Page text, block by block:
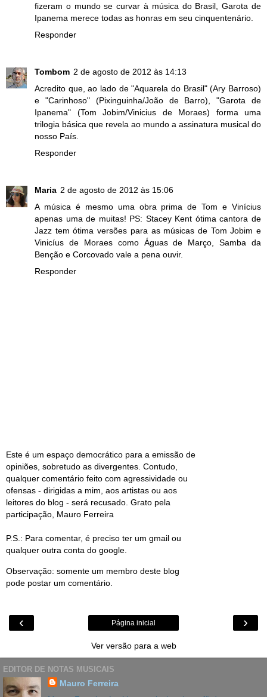
fizeram o mundo se curvar à música do Brasil, Garota de
Ipanema merece todas as honras em seu cinquentenário.
Responder
Tombom 2 de agosto de 2012 às 14:13
Acredito que, ao lado de "Aquarela do Brasil" (Ary Barroso)
e "Carinhoso" (Pixinguinha/João de Barro), "Garota de
Ipanema" (Tom Jobim/Vinicius de Moraes) forma uma
trilogia básica que revela ao mundo a assinatura musical do
nosso País.
Responder
Maria 2 de agosto de 2012 às 15:06
A música é mesmo uma obra prima de Tom e Vinícius
apenas uma de muitas! PS: Stacey Kent ótima cantora de
Jazz tem ótima versões para as músicas de Tom Jobim e
Vinicíus de Moraes como Águas de Março, Samba da
Benção e Corcovado vale a pena ouvir.
Responder
Este é um espaço democrático para a emissão de
opiniões, sobretudo as divergentes. Contudo,
qualquer comentário feito com agressividade ou
ofensas - dirigidas a mim, aos artistas ou aos
leitores do blog - será recusado. Grato pela
participação, Mauro Ferreira
P.S.: Para comentar, é preciso ter um gmail ou
qualquer outra conta do google.
Observação: somente um membro deste blog
pode postar um comentário.
‹ ›
Página inicial
Ver versão para a web
EDITOR DE NOTAS MUSICAIS
Mauro Ferreira